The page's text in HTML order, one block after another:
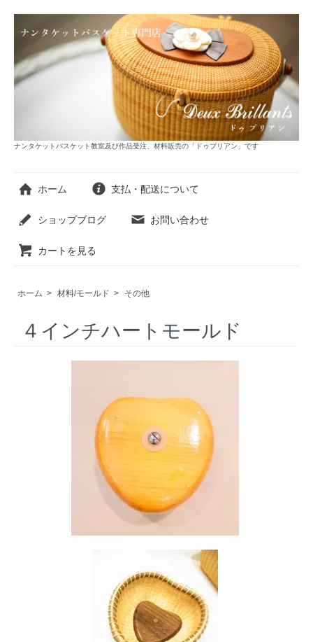
ナンタケットバスケット教室及び作品受注、材料販売の「ドゥブリアン」です
ホーム 支払・配送について
ショップブログ お問い合わせ
カートを見る
ホーム > 材料/モールド > その他
４インチハートモールド